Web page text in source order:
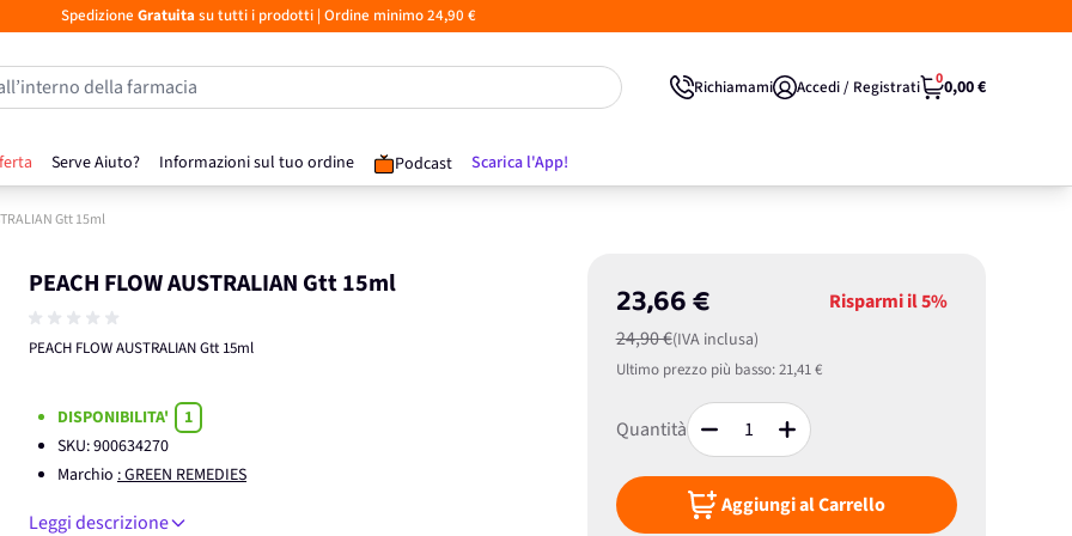
Spedizione Gratuita su tutti i prodotti| Ordine minimo 24,90 €
Serve Aiuto? Informazioni sul tuo ordine Podcast Scarica l'App!
della farmacia Richiamami Accedi / Registrati 00,00 €
Gtt 15ml
PEACH FLOW AUSTRALIAN Gtt 15ml
PEACH FLOW AUSTRALIAN Gtt 15ml
23,66 €
24,90 €(IVA inclusa)
Risparmi il5%
Ultimo prezzo più basso:21,41 €
Quantità
Aggiungi al Carrello
DISPONIBILITA'
1
SKU:900634270
Marchio : GREEN REMEDIES
Leggi descrizione